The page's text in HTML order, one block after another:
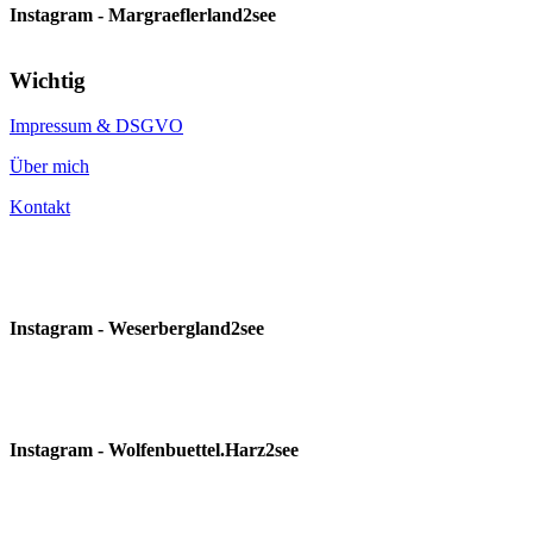
Instagram - Margraeflerland2see
Wichtig
Impressum & DSGVO
Über mich
Kontakt
Instagram - Weserbergland2see
Instagram - Wolfenbuettel.Harz2see